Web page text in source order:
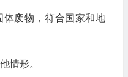
体废物，符合国家和地
情形。